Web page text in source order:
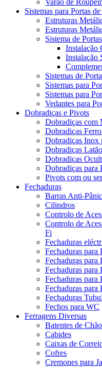
Varão de
Sistemas para Portas
Estruturas
Estruturas
Sistema de
Instalação
Instalação
Sistemas de
Sistemas para
Sistemas para
Vedantes para
Dobradiças e Pivots
Dobradiças com
Dobradiças
Dobradiças Inox
Dobradiças
Dobradiças
Dobradiças para
Pivots com ou
Fechaduras
Barras Anti-
Cilindros
Controlo de
Controlo de
Fi
Fechaduras
Fechaduras para
Fechaduras para
Fechaduras para
Fechaduras para
Fechaduras
Fechaduras
Fechos para WC
Ferragens Diversas
Batentes de Chão
Cabides
Caixas de
Cofres
Cremones para